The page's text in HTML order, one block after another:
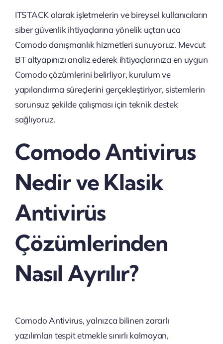
ITSTACK olarak işletmelerin ve bireysel kullanıcıların
siber güvenlik ihtiyaçlarına yönelik uçtan uca
Comodo danışmanlık hizmetleri sunuyoruz. Mevcut
BT altyapınızı analiz ederek ihtiyaçlarınıza en uygun
Comodo çözümlerini belirliyor, kurulum ve
yapılandırma süreçlerini gerçekleştiriyor, sistemlerin
sorunsuz şekilde çalışması için teknik destek
sağlıyoruz.
Comodo Antivirus
Nedir ve Klasik
Antivirüs
Çözümlerinden
Nasıl Ayrılır?
Comodo Antivirus, yalnızca bilinen zararlı
yazılımları tespit etmekle sınırlı kalmayan,